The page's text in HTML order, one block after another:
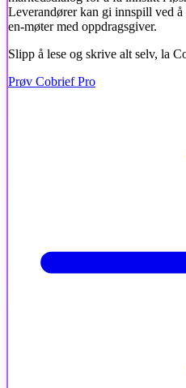
Leverandører kan gi innspill ved
en-møter med oppdragsgiver.
Slipp å lese og skrive alt selv, la
Prøv Cobrief Pro